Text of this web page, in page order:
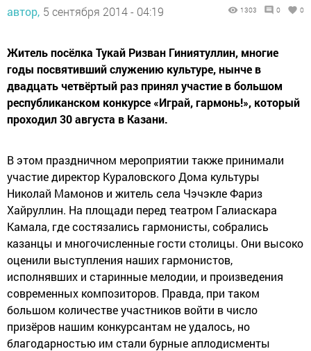
автор, 5 сентября 2014 - 04:19 1303 0 0
Житель посёлка Тукай Ризван Гиниятуллин, многие
годы посвятивший служению культуре, нынче в
двадцать четвёртый раз принял участие в большом
республиканском конкурсе «Играй, гармонь!», который
проходил 30 августа в Казани.
В этом праздничном мероприятии также принимали
участие директор Кураловского Дома культуры
Николай Мамонов и житель села Чэчэкле Фариз
Хайруллин. На площади перед театром Галиаскара
Камала, где состязались гармонисты, собрались
казанцы и многочисленные гости столицы. Они высоко
оценили выступления наших гармонистов,
исполнявших и старинные мелодии, и произведения
современных композиторов. Правда, при таком
большом количестве участников войти в число
призёров нашим конкурсантам не удалось, но
благодарностью им стали бурные аплодисменты